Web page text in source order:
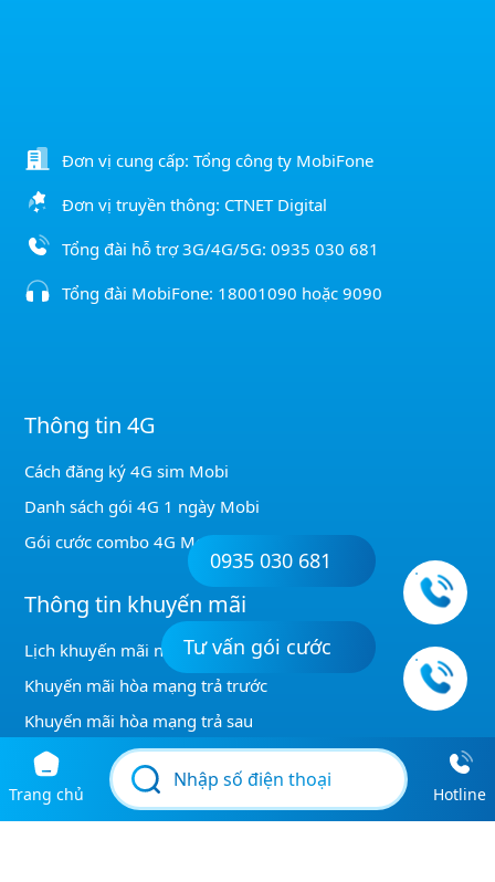
Đơn vị cung cấp: Tổng công ty MobiFone
Đơn vị truyền thông: CTNET Digital
Tổng đài hỗ trợ 3G/4G/5G: 0935 030 681
Tổng đài MobiFone: 18001090 hoặc 9090
Thông tin 4G
Cách đăng ký 4G sim Mobi
Danh sách gói 4G 1 ngày Mobi
Gói cước combo 4G Mobi
Thông tin khuyến mãi
Lịch khuyến mãi nạp thẻ Mobi
Khuyến mãi hòa mạng trả trước
Khuyến mãi hòa mạng trả sau
Kiểm tra gói KM được đăng ký
Khuyến mãi GỌI MobiFone
Khuyến mãi gọi nội mạng Mobi
0935 030 681
Tư vấn gói cước
Trang chủ Hotline